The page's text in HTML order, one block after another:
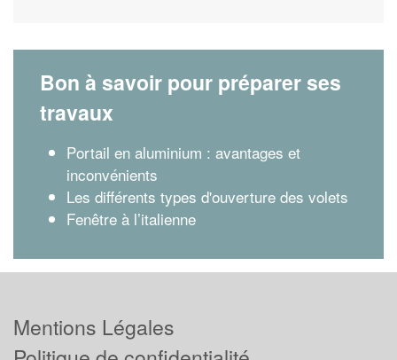
Bon à savoir pour préparer ses
travaux
Portail en aluminium : avantages et
inconvénients
Les différents types d'ouverture des volets
Fenêtre à l’italienne
Mentions Légales